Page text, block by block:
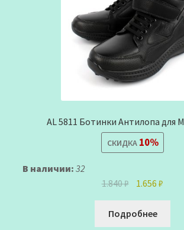
AL 5811 Ботинки Антилопа для
СКИДКА10%
В наличии: 32
1.840₽
цена
составляла
1.840 ₽.
1.656₽
цена:
Подробнее